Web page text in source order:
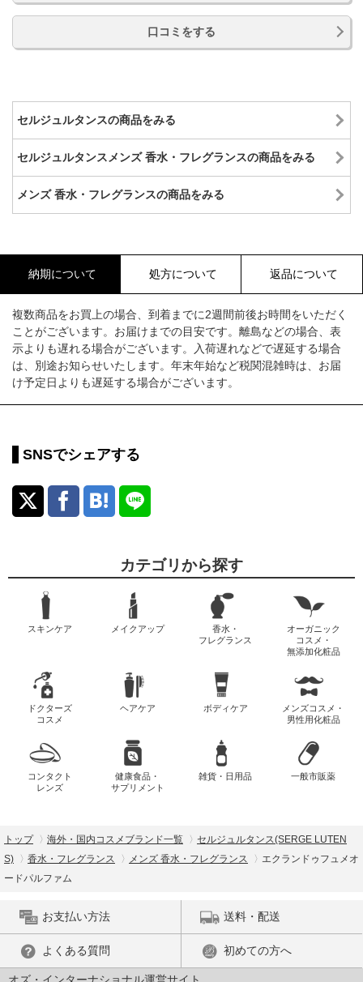
口コミをする
セルジュルタンスの商品をみる
セルジュルタンスメンズ 香水・フレグランスの商品をみる
メンズ 香水・フレグランスの商品をみる
納期について 処方について 返品について
複数商品をお買上の場合、到着までに2週間前後お時間をいただく
ことがございます。お届けまでの目安です。離島などの場合、表
示よりも遅れる場合がございます。入荷遅れなどで遅延する場合
は、別途お知らせいたします。年末年始など税関混雑時は、お届
け予定日よりも遅延する場合がございます。
SNSでシェアする
カテゴリから探す
スキンケア メイクアップ
香水・
フレグランス
オーガニック
コスメ・
無添加化粧品
ドクターズ
コスメ
ヘアケア ボディケア
メンズコスメ・
男性用化粧品
コンタクト
レンズ
健康食品・
サプリメント
雑貨・日用品 一般市販薬
トップ 海外・国内コスメブランド一覧
セルジュルタンス(SERGE LUTEN
S)
香水・フレグランス メンズ 香水・フレグランス
エクランドゥフュメオ
ードパルファム
お支払い方法 送料・配送
よくある質問 初めての方へ